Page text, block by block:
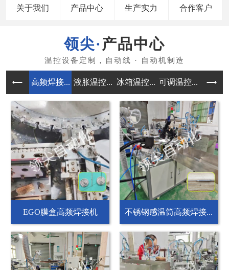
关于我们 产品中心 生产实力 合作客户
产品中心
高频焊接... 液胀温控... 冰箱温控... 可调温控... 自动
EGO膜盒高频焊接机 不锈钢感温筒高频焊接...